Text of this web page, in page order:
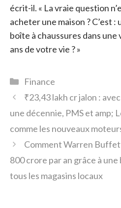
écrit-il. « La vraie question
acheter une maison ? C’est
boîte à chaussures dans
ans de votre vie ? »
Catégories
Finance
₹23,43 lakh cr jalon :
une décennie, PMS et amp;
comme les nouveaux
Comment Warren
800 crore par an grâce à
tous les magasins locaux